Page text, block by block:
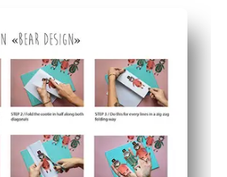
betrokken: knip, kleur en verbind
- hang aan ramen, deuren,
schalen - druk zoveel pagina's af als